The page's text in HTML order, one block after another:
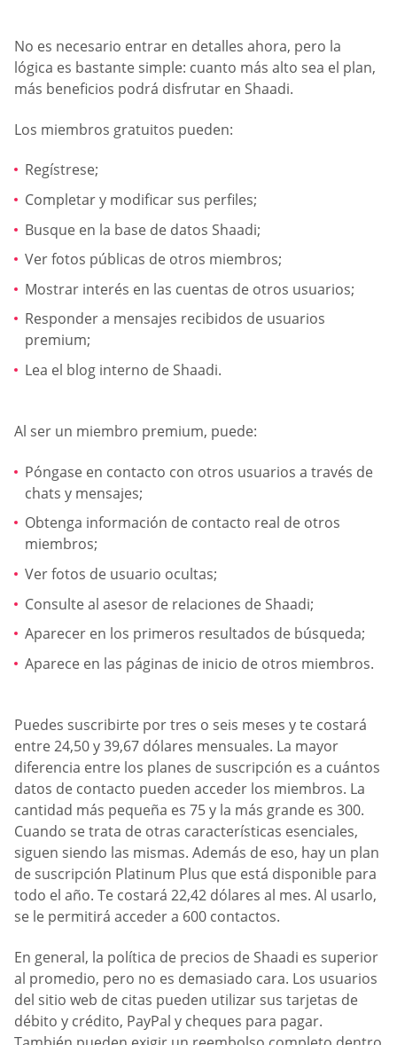
No es necesario entrar en detalles ahora, pero la
lógica es bastante simple: cuanto más alto sea el plan,
más beneficios podrá disfrutar en Shaadi.
Los miembros gratuitos pueden:
Regístrese;
Completar y modificar sus perfiles;
Busque en la base de datos Shaadi;
Ver fotos públicas de otros miembros;
Mostrar interés en las cuentas de otros usuarios;
Responder a mensajes recibidos de usuarios
premium;
Lea el blog interno de Shaadi.
Al ser un miembro premium, puede:
Póngase en contacto con otros usuarios a través de
chats y mensajes;
Obtenga información de contacto real de otros
miembros;
Ver fotos de usuario ocultas;
Consulte al asesor de relaciones de Shaadi;
Aparecer en los primeros resultados de búsqueda;
Aparece en las páginas de inicio de otros miembros.
Puedes suscribirte por tres o seis meses y te costará
entre 24,50 y 39,67 dólares mensuales. La mayor
diferencia entre los planes de suscripción es a cuántos
datos de contacto pueden acceder los miembros. La
cantidad más pequeña es 75 y la más grande es 300.
Cuando se trata de otras características esenciales,
siguen siendo las mismas. Además de eso, hay un plan
de suscripción Platinum Plus que está disponible para
todo el año. Te costará 22,42 dólares al mes. Al usarlo,
se le permitirá acceder a 600 contactos.
En general, la política de precios de Shaadi es superior
al promedio, pero no es demasiado cara. Los usuarios
del sitio web de citas pueden utilizar sus tarjetas de
débito y crédito, PayPal y cheques para pagar.